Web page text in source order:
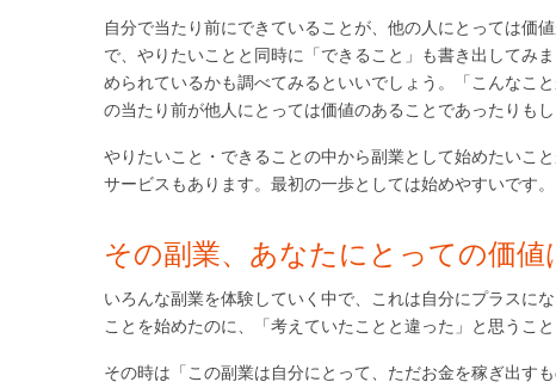
自分で当たり前にできていることが、他の人にとっては価
で、やりたいことと同時に「できること」も書き出してみ
められているかも調べてみるといいでしょう。「こんなこ
の当たり前が他人にとっては価値のあることであったりもし
やりたいこと・できることの中から副業として始めたいこ
サービスもあります。最初の一歩としては始めやすいです。
その副業、あなたにとっての価値
いろんな副業を体験していく中で、これは自分にプラスに
ことを始めたのに、「考えていたことと違った」と思うこと
その時は「この副業は自分にとって、ただお金を稼ぎ出す